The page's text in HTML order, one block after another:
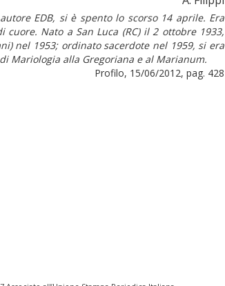
EDB, si è spento lo scorso 14 aprile. Era
Nato a San Luca (RC) il 2 ottobre 1933,
nel 1953; ordinato sacerdote nel 1959, si era
Mariologia alla Gregoriana e al Marianum.
Profilo, 15/06/2012, pag. 428